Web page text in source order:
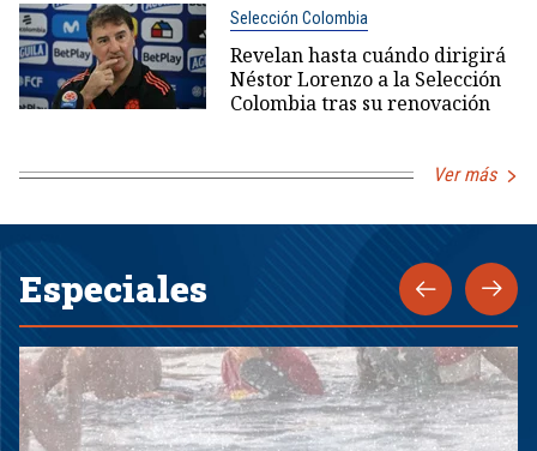
Selección Colombia
Revelan hasta cuándo dirigirá
Néstor Lorenzo a la Selección
Colombia tras su renovación
Ver más
Especiales